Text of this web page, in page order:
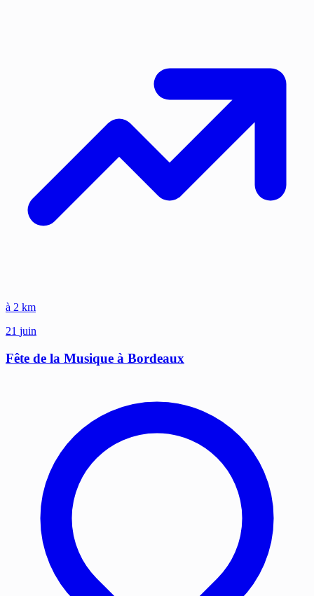
à 2 km
21 juin
Fête de la Musique à Bordeaux